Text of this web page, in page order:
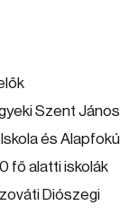
Szent János
és Alapfokú
fő alatti iskolák
Diószegi